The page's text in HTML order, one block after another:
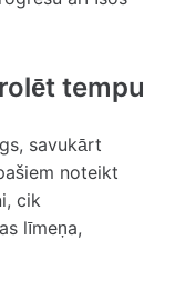
tempu
savukārt
noteikt
cik
līmeņa,